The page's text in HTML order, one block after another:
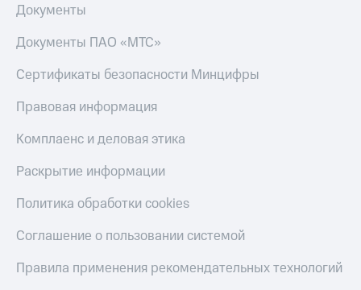
Документы
Документы ПАО «МТС»
Сертификаты безопасности Минцифры
Правовая информация
Комплаенс и деловая этика
Раскрытие информации
Политика обработки cookies
Соглашение о пользовании системой
Правила применения рекомендательных технологий